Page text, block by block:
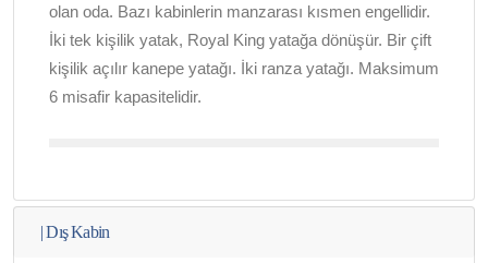
olan oda. Bazı kabinlerin manzarası kısmen engellidir.
İki tek kişilik yatak, Royal King yatağa dönüşür. Bir çift
kişilik açılır kanepe yatağı. İki ranza yatağı. Maksimum
6 misafir kapasitelidir.
|Dış Kabin